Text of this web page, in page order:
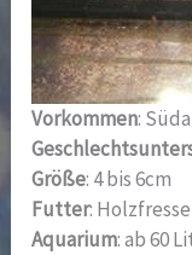
Vorkommen:
Größe: 4 bis 6cm
Futter:
Aquarium: ab 60